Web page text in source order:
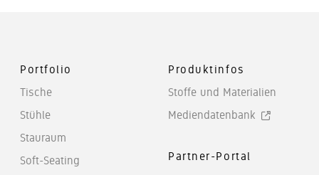
Portfolio
Tische
Stühle
Stauraum
Soft-Seating
Produktinfos
Stoffe und Materialien
Mediendatenbank
Partner-Portal